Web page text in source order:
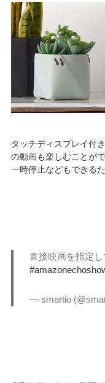
タッチディスプレイ付
の動画も楽しむことが
一時停止などもできる
直接映画を指定し
— smartio